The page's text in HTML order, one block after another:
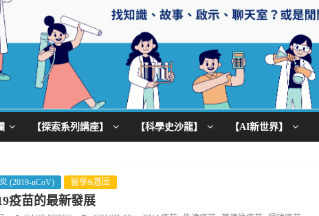
【探索系列講座】 【科學史沙龍】 【AI新世界】
(2019-nCoV) 醫學&基因
疫苗的最新發展